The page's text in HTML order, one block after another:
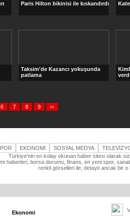
Paris Hilton bikinisi ile kıskandırdı
Taksim'de Kazancı yokuşunda
patlama
6 7 8 9 ››
EKONOMİ SOSYAL MEDYA
Türkiye'nin en kolay okunan haber sitesi olarak siz
haberleri, borsa durumu, finans, en yeni spor,
renkli görselleri ile, detaylı ancak bir
Ekonomi